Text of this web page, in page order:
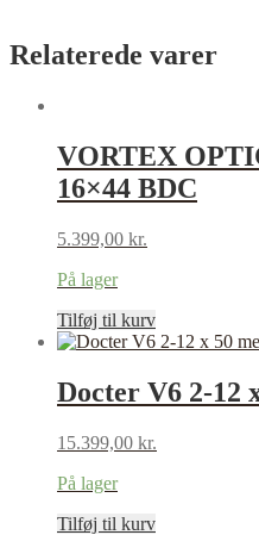
Relaterede varer
VORTEX
16×44 BDC
5.399,00 kr.
På lager
Tilføj til kurv
Docter V6 2-12
15.399,00 kr.
På lager
Tilføj til kurv